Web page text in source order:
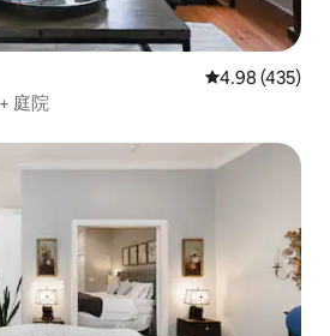
平均评分 4.98
4.98 (435)
庭院